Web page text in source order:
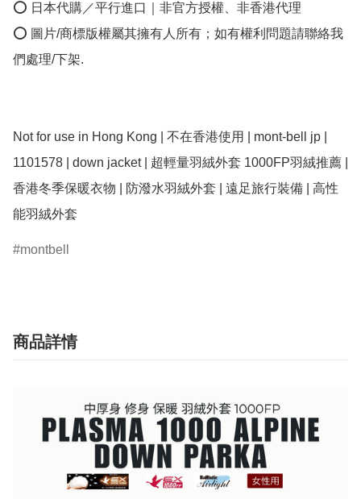
⭕ 日本代購／平行進口｜非官方授權、非香港代理
⭕ 圖片/商標版權屬其擁有人所有；如有權利問題請聯絡我
們處理/下架.
Not for use in Hong Kong | 不在香港使用 | mont-bell jp |
1101578 | down jacket | 超輕量羽絨外套 1000FP羽絨推薦 |
香港冬季保暖衣物 | 防潑水羽絨外套 | 遠足旅行裝備 | 高性
montbell
商品詳情